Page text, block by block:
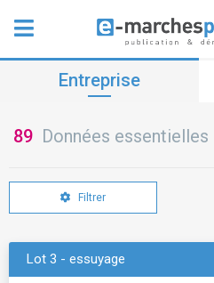
Entreprise
89 Données essentielles
Filtrer
Lot 3 - essuyage